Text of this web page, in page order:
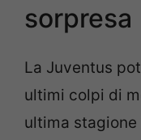
sorpresa
La Juventus
ultimi colpi di
ultima